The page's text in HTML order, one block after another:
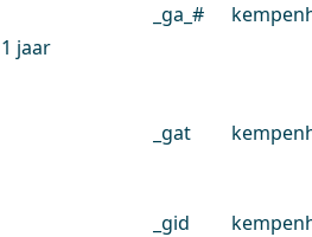
1 jaar
_ga_#
_gat
_gid